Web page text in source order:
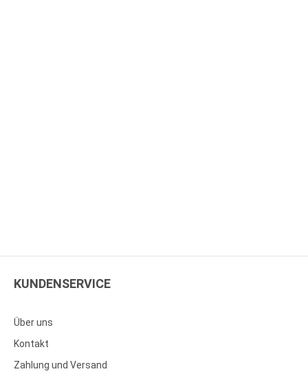
KUNDENSERVICE
Über uns
Kontakt
Zahlung und Versand